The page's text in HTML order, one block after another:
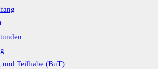
Teilhabe (BuT)